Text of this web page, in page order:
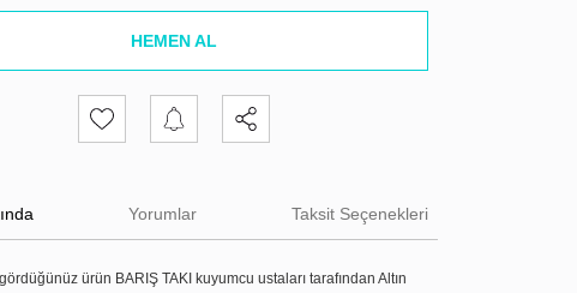
HEMEN AL
Yorumlar Taksit Seçenekleri
ürün BARIŞ TAKI kuyumcu ustaları tarafından Altın